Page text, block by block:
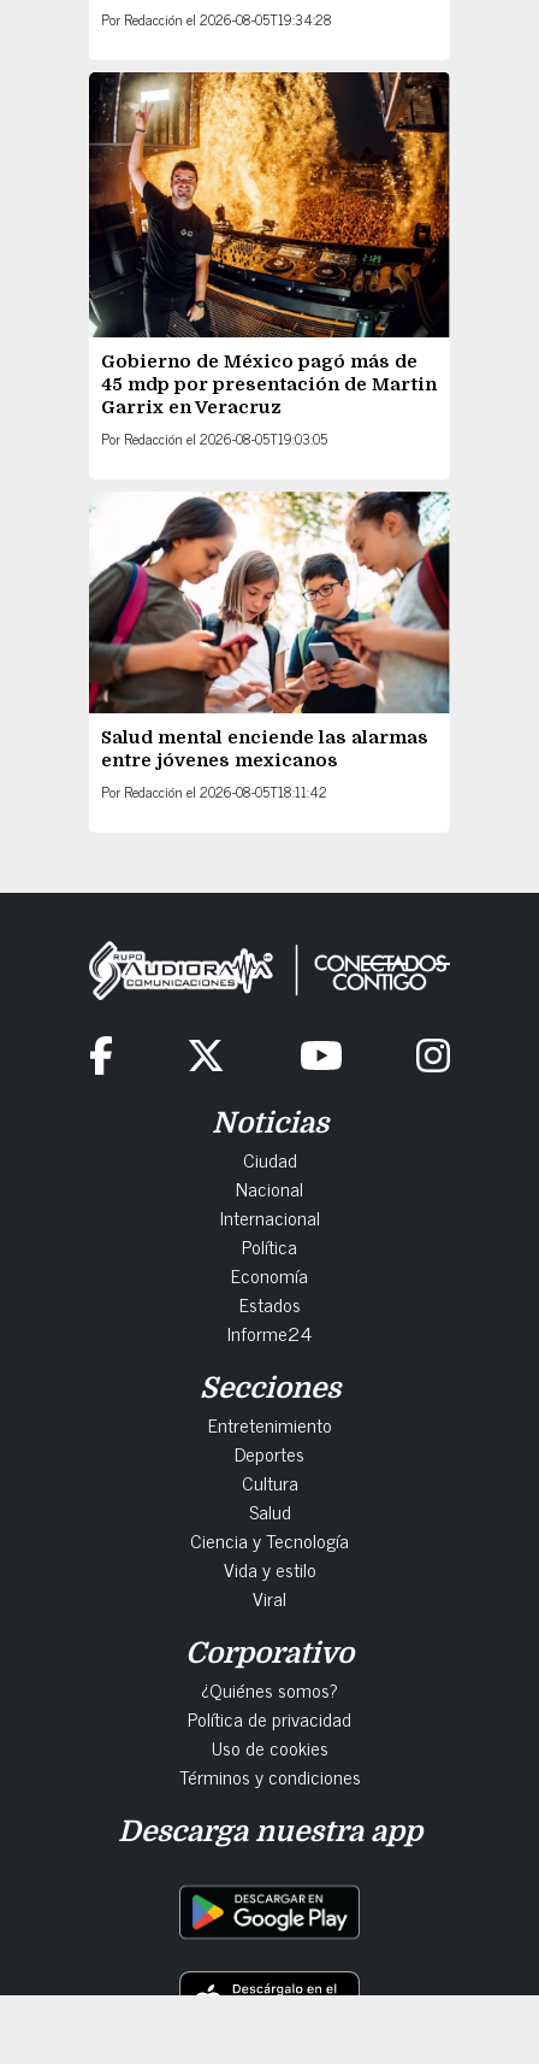
Por Redacción el 2026-08-05T19:34:28
Gobierno de México pagó más de
45 mdp por presentación de Martin
Garrix en Veracruz
Por Redacción el 2026-08-05T19:03:05
Salud mental enciende las alarmas
entre jóvenes mexicanos
Por Redacción el 2026-08-05T18:11:42
Noticias
Ciudad
Nacional
Internacional
Política
Economía
Estados
Informe24
Secciones
Entretenimiento
Deportes
Cultura
Salud
Ciencia y Tecnología
Vida y estilo
Viral
Corporativo
¿Quiénes somos?
Política de privacidad
Uso de cookies
Términos y condiciones
Descarga nuestra app